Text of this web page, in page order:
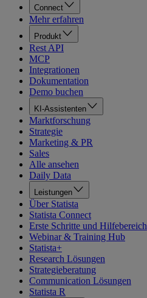
Connect
Mehr erfahren
Produkt
Rest API
MCP
Integrationen
Dokumentation
Demo buchen
KI-Assistenten
Marktforschung
Strategie
Marketing & PR
Sales
Alle ansehen
Daily Data
Leistungen
Über Statista
Statista Connect
Erste Schritte und Hilfebereich
Webinar & Training Hub
Statista+
Research Lösungen
Strategieberatung
Communication Lösungen
Statista R